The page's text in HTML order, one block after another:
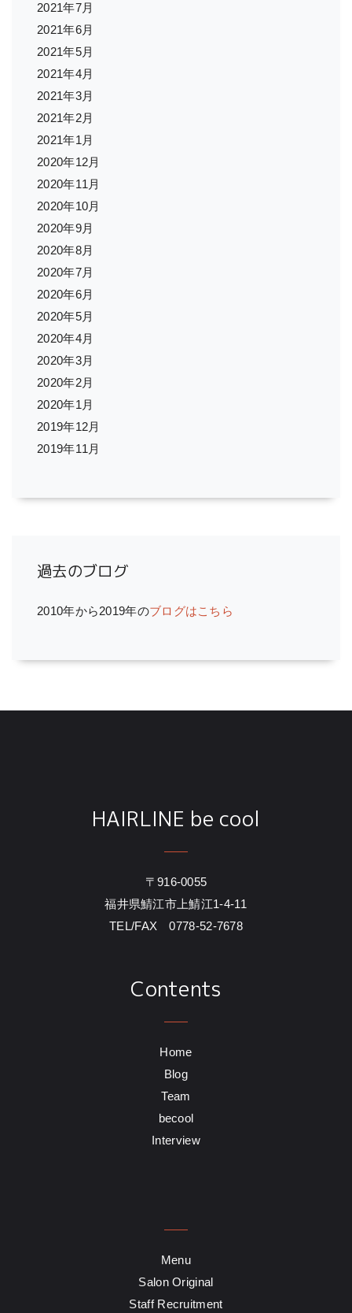
2021年7月
2021年6月
2021年5月
2021年4月
2021年3月
2021年2月
2021年1月
2020年12月
2020年11月
2020年10月
2020年9月
2020年8月
2020年7月
2020年6月
2020年5月
2020年4月
2020年3月
2020年2月
2020年1月
2019年12月
2019年11月
過去のブログ
2010年から2019年のブログはこちら
HAIRLINE be cool
〒916-0055
福井県鯖江市上鯖江1-4-11
TEL/FAX 0778-52-7678
Contents
Home
Blog
Team
becool
Interview
Menu
Salon Original
Staff Recruitment